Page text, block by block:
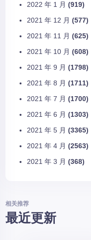
2022 年 1 月 (919)
2021 年 12 月 (577)
2021 年 11 月 (625)
2021 年 10 月 (608)
2021 年 9 月 (1798)
2021 年 8 月 (1711)
2021 年 7 月 (1700)
2021 年 6 月 (1303)
2021 年 5 月 (3365)
2021 年 4 月 (2563)
2021 年 3 月 (368)
相关推荐
最近更新